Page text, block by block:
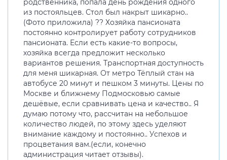
родственника, попала день рождения одного
из постояльцев. Стол был накрыт шикарно..
(Фото приложила) ?? Хозяйка пансионата
постоянно контролирует работу сотрудников
пансионата. Если есть какие-то вопросы,
хозяйка всегда предложит несколько
вариантов решения. Транспортная доступность
для меня шикарная. От метро Тёплый стан на
автобусе 20 минут и пешком 3 минуты. Цены по
Москве и ближнему Подмосковью самые
дешёвые, если сравнивать цена и качество.. Я
думаю потому что, рассчитан на небольшое
количество людей, по этому здесь уделяют
внимание каждому и постоянно.. Успехов и
процветания вам.(если, конечно
администрация читает отзывы).